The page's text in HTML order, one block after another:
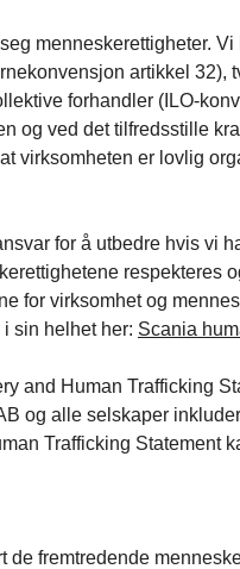
menneskerettigheter.
artikkel
forhandler (ILO-
og ved det tilfredsstille
virksomheten er lovlig
for å utbedre hvis vi
respekteres
virksomhet og
sin helhet her: Scania
and Human Trafficking
og alle selskaper
Trafficking Statement
fremtredende